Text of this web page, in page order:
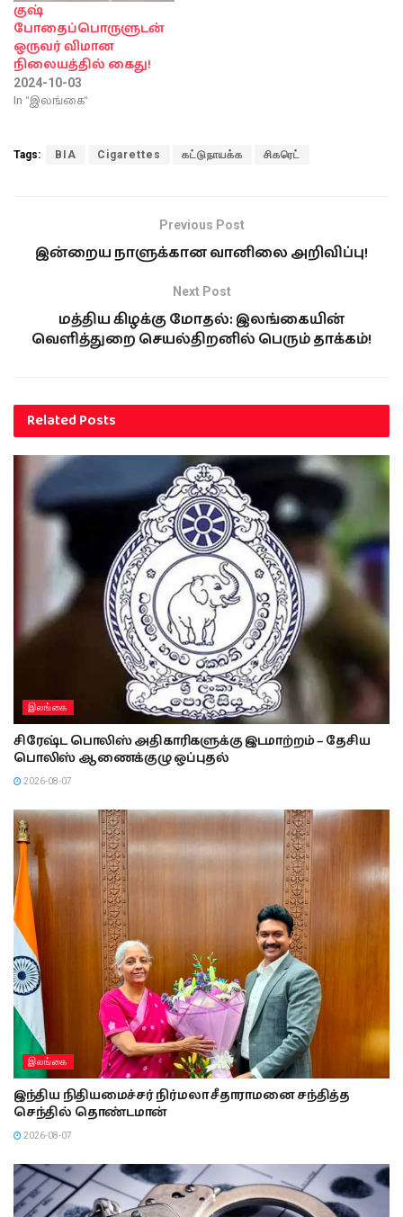
குஷ்
போதைப்பொருளுடன்
ஒருவர் விமான
நிலையத்தில் கைது!
2024-10-03
In "இலங்கை"
Tags: BIA Cigarettes கட்டுநாயக்க சிகரெட்
Previous Post
இன்றைய நாளுக்கான வானிலை அறிவிப்பு!
Next Post
மத்திய கிழக்கு மோதல்: இலங்கையின்
வெளித்துறை செயல்திறனில் பெரும் தாக்கம்!
RelatedPosts
இலங்கை
சிரேஷ்ட பொலிஸ் அதிகாரிகளுக்கு இடமாற்றம் – தேசிய
பொலிஸ் ஆணைக்குழு ஒப்புதல்
2026-08-07
இலங்கை
இந்திய நிதியமைச்சர் நிர்மலா சீதாராமனை சந்தித்த
செந்தில் தொண்டமான்
2026-08-07